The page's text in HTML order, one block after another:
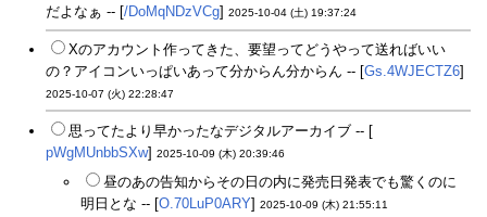
だよなぁ -- [/DoMqNDzVCg] 2025-10-04 (土) 19:37:24
Xのアカウント作ってきた、要望ってどうやって送ればいい
の？アイコンいっぱいあって分からん分からん -- [Gs.4WJECTZ6]
2025-10-07 (火) 22:28:47
思ってたより早かったなデジタルアーカイブ -- [
pWgMUnbbSXw] 2025-10-09 (木) 20:39:46
昼のあの告知からその日の内に発売日発表でも驚くのに
明日とな -- [O.70LuP0ARY] 2025-10-09 (木) 21:55:11